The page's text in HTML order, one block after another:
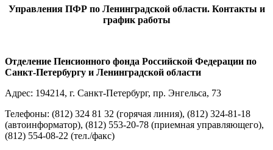
Управления ПФР по Ленинградской области. Контакты и
график работы
Отделение Пенсионного фонда Российской Федерации по
Санкт-Петербургу и Ленинградской области
Адрес: 194214, г. Санкт-Петербург, пр. Энгельса, 73
Телефоны: (812) 324 81 32 (горячая линия), (812) 324-81-18
(автоинформатор), (812) 553-20-78 (приемная управляющего),
(812) 554-08-22 (тел./факс)